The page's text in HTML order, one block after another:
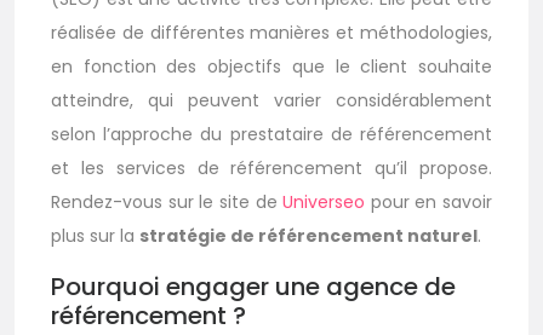
réalisée de différentes manières et méthodologies,
en fonction des objectifs que le client souhaite
atteindre, qui peuvent varier considérablement
selon l’approche du prestataire de référencement
et les services de référencement qu’il propose.
Rendez-vous sur le site deUniverseo pour en savoir
plus sur la stratégie de référencement naturel.
Pourquoi engager une agence de
référencement ?